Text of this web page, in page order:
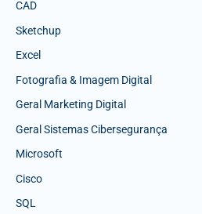
CAD
Sketchup
Excel
Fotografia & Imagem Digital
Geral Marketing Digital
Geral Sistemas Cibersegurança
Microsoft
Cisco
SQL